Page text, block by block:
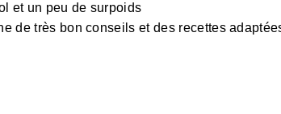
et un peu de surpoids
de très bon conseils et des recettes